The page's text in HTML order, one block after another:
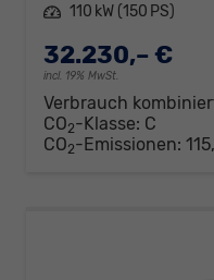
Leistung 110 kW (150 PS)
32.230,– €
incl. 19% MwSt.
Verbrauch
CO2-Klasse: C
CO2-Emissionen: